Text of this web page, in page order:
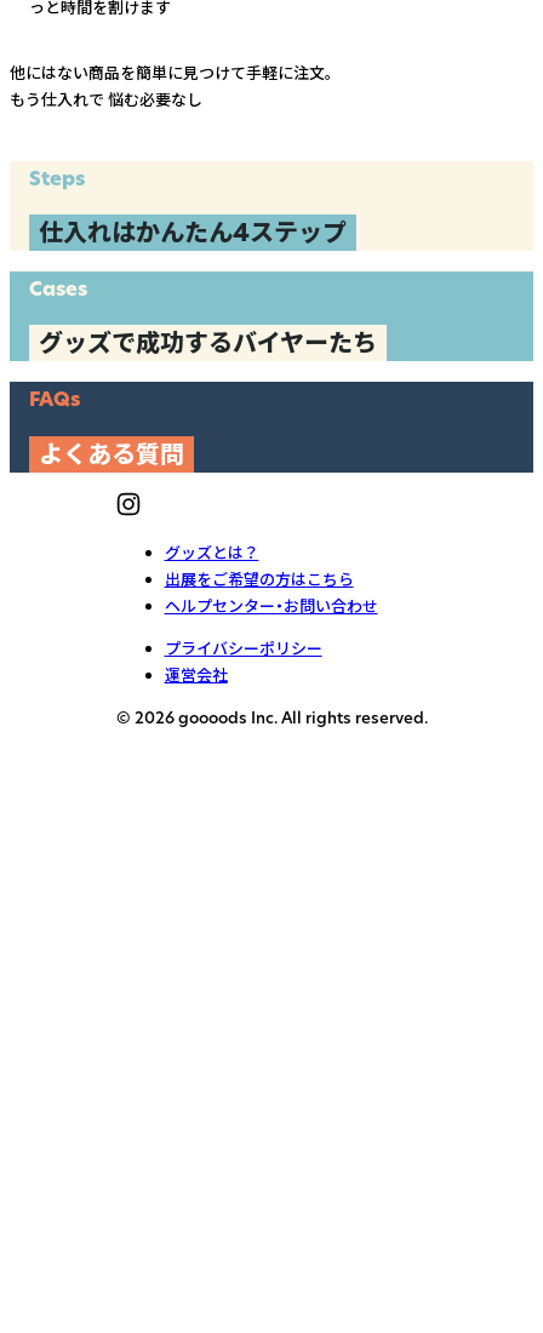
っと時間を割けます
他にはない商品を簡単に見つけて手軽に注文。
もう仕入れで 悩む必要なし
Steps
仕入れはかんたん4ステップ
Cases
グッズで成功するバイヤーたち
FAQs
よくある質問
グッズとは？
出展をご希望の方はこちら
ヘルプセンター・お問い合わせ
プライバシーポリシー
運営会社
© 2026 goooods Inc. All rights reserved.